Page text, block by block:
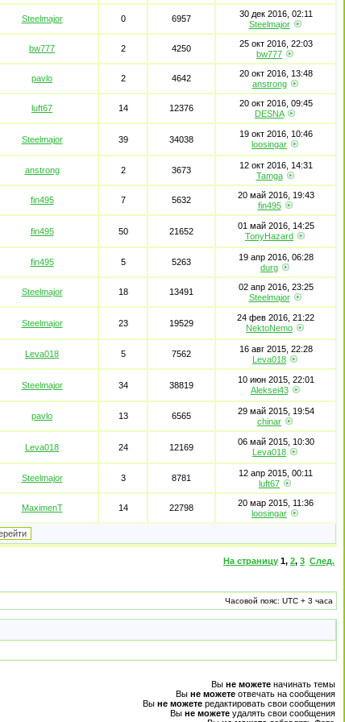
Steelmajor 0 6957
30 дек 2016, 02:11
Steelmajor
bw777 2 4250
25 окт 2016, 22:03
bw777
pavlo 2 4642
20 окт 2016, 13:48
anstrong
luft67 14 12376
20 окт 2016, 09:45
DESNA
Steelmajor 39 34038
19 окт 2016, 10:46
loosingar
anstrong 2 3673
12 окт 2016, 14:31
Tamga
fin495 7 5632
20 май 2016, 19:43
fin495
fin495 50 21652
01 май 2016, 14:25
TonyHazard
fin495 5 5263
19 апр 2016, 06:28
durg
Steelmajor 18 13491
02 апр 2016, 23:25
Steelmajor
Steelmajor 23 19529
24 фев 2016, 21:22
NektoNemo
Leva018 5 7562
16 авг 2015, 22:28
Leva018
Steelmajor 34 38819
10 июн 2015, 22:01
Aleksei43
pavlo 13 6565
29 май 2015, 19:54
chinar
Leva018 24 12169
06 май 2015, 10:30
Leva018
Steelmajor 3 8781
12 апр 2015, 00:11
luft67
MaximenT 14 22798
20 мар 2015, 11:36
loosingar
На страницу 1, 2, 3 След.
Часовой пояс: UTC + 3 часа
Вы не можете начинать темы
Вы не можете отвечать на сообщения
Вы не можете редактировать свои сообщения
Вы не можете удалять свои сообщения